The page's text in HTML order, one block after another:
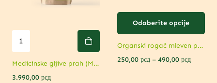
Medicinske gljive prah (Mix 7 pečuraka) – Podrška imunitetu
3.990,00 рсд
Odaberite opcije
Organski rogač mleven prah – Podrška metabolizmu i kostima
250,00 рсд – 490,00 рсд